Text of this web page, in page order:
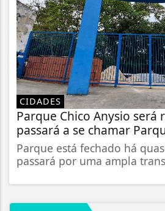
CIDADES
Parque Chico Anysio será
passará a se chamar
Parque está fechado há
passará por uma ampla